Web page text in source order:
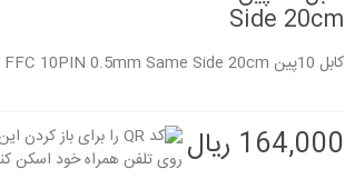
Side 20cm
کابل 10پین FFC 10PIN 0.5mm Same Side 20cm
164,000 ریال